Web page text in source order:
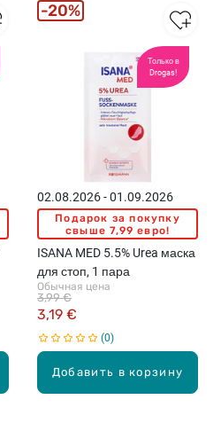
Только в
Drogas!
Добавить в корзину
02.08.2026 - 01.09.2026
Подарок за покупку
свыше 7,99 евро!
ISANA MED 5.5% Urea маска
для стоп, 1 пара
Обычная цена
3,19 €
3,99 €
0
20%